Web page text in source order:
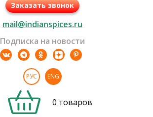
Заказать звонок
mail@indianspices.ru
Подписка на новости
РУС ENG
0 товаров